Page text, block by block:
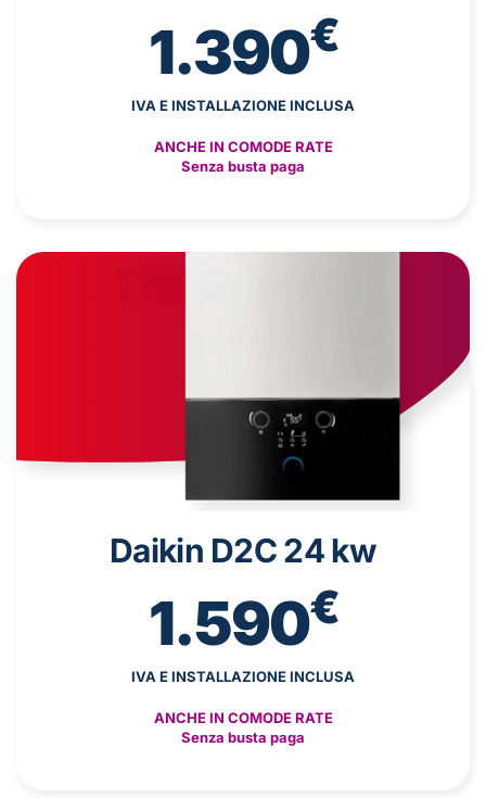
1.390€
IVA E INSTALLAZIONE INCLUSA
ANCHE IN COMODE RATE
Senza busta paga
Daikin D2C 24 kw
1.590€
IVA E INSTALLAZIONE INCLUSA
ANCHE IN COMODE RATE
Senza busta paga